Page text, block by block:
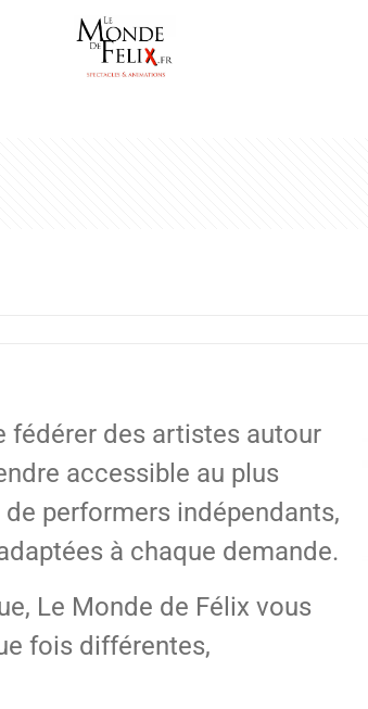
fédérer des artistes autour
accessible au plus
de performers indépendants,
à chaque demande.
Le Monde de Félix vous
fois différentes,